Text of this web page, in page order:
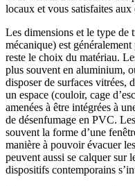
locaux et vous satisfaites aux
Les dimensions et le type de
mécanique) est
reste le choix du matériau.
plus souvent en aluminium,
disposer de surfaces vitrées,
un espace (couloir, cage
amenées à être intégrées à
de désenfumage en PVC.
souvent la forme d’une
manière à pouvoir évacuer
peuvent aussi se calquer sur
dispositifs contemporains